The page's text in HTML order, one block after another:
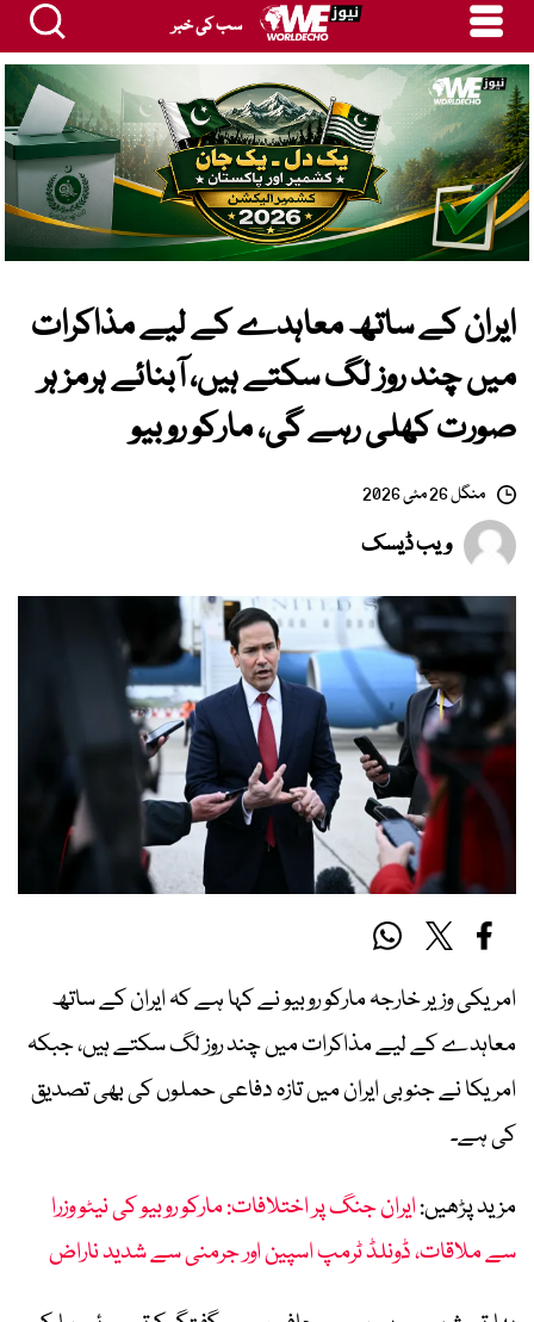
سب کی خبر
ایران کے ساتھ معاہدے کے لیے مذاکرات
میں چند روز لگ سکتے ہیں، آبنائے ہرمز ہر
صورت کھلی رہے گی، مارکو روبیو
منگل 26 مئی 2026
ویب ڈیسک
امریکی وزیر خارجہ مارکو روبیو نے کہا ہے کہ ایران کے ساتھ
معاہدے کے لیے مذاکرات میں چند روز لگ سکتے ہیں، جبکہ
امریکا نے جنوبی ایران میں تازہ دفاعی حملوں کی بھی تصدیق
کی ہے۔
مزید پڑھیں:ایران جنگ پر اختلافات: مارکو روبیو کی نیٹو وزرا
سے ملاقات، ڈونلڈ ٹرمپ اسپین اور جرمنی سے شدید ناراض